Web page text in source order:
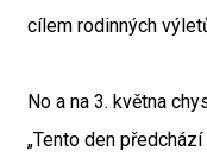
cílem rodinných
No a na 3. května
„Tento den